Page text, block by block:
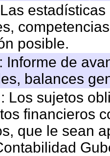
posible.
Informe de
balances
Los sujetos
financieros
que le sean